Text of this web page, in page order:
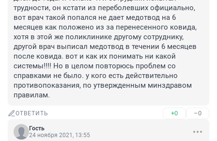
трудности, он кстати из переболевших официально,
вот врач такой попался не дает медотвод на 6
месяцев как положено из за перенесенного ковида,
хотя в этой же поликлинике другому сотруднику,
другой врач выписал медотвод в течении 6 месяцев
после ковида. вот и как их понимать ни какой
системы!!!! Но в целом повторюсь проблем со
справками не было. у кого есть действительно
противопоказания, по утвержденным минздравом
правилам.
ОТВЕТИТЬ +0 –0
Гость
24 ноября 2021, 13:55